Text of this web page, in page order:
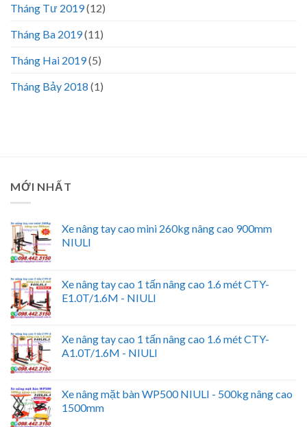
Tháng Tư 2019(12)
Tháng Ba 2019(11)
Tháng Hai 2019(5)
Tháng Bảy 2018 (1)
MỚI NHẤT
Xe nâng tay cao mini 260kg nâng cao 900mm
NIULI
Xe nâng tay cao 1 tấn nâng cao 1.6 mét CTY-
E1.0T/1.6M - NIULI
Xe nâng tay cao 1 tấn nâng cao 1.6 mét CTY-
A1.0T/1.6M - NIULI
Xe nâng mặt bàn WP500 NIULI - 500kg nâng cao
1500mm